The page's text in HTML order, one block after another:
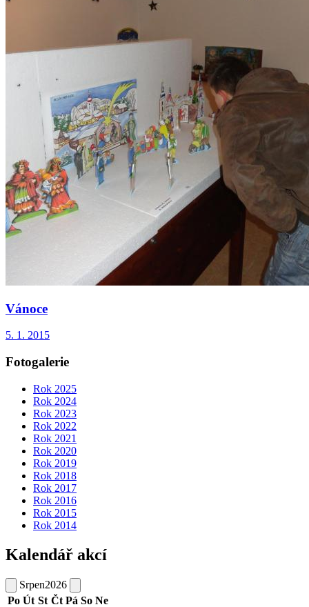
Vánoce
5. 1. 2015
Fotogalerie
Rok 2025
Rok 2024
Rok 2023
Rok 2022
Rok 2021
Rok 2020
Rok 2019
Rok 2018
Rok 2017
Rok 2016
Rok 2015
Rok 2014
Kalendář akcí
Srpen2026
Po Út St Čt Pá So Ne